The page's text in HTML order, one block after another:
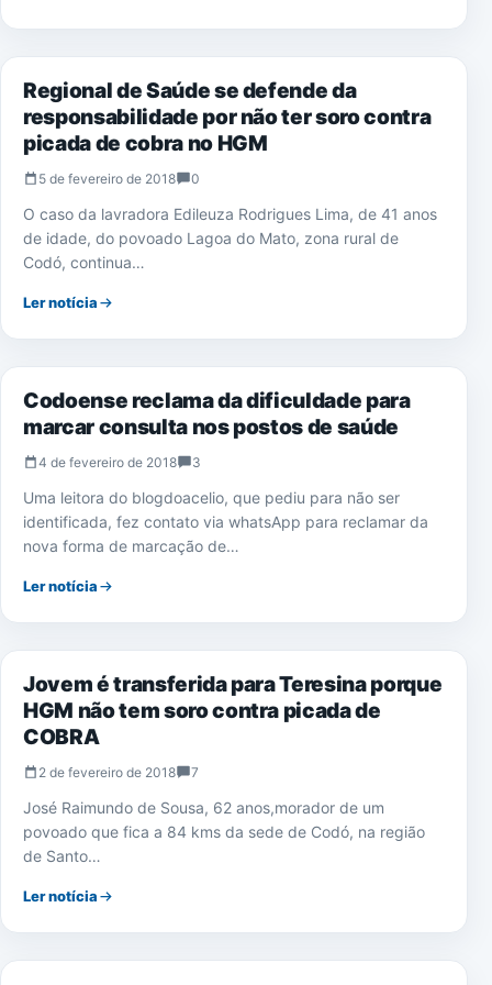
NOTÍCIAS
Regional de Saúde se defende da
responsabilidade por não ter soro contra
picada de cobra no HGM
5 de fevereiro de 2018 0
O caso da lavradora Edileuza Rodrigues Lima, de 41 anos
de idade, do povoado Lagoa do Mato, zona rural de
Codó, continua…
Ler notícia
SAÚDE
Codoense reclama da dificuldade para
marcar consulta nos postos de saúde
4 de fevereiro de 2018 3
Uma leitora do blogdoacelio, que pediu para não ser
identificada, fez contato via whatsApp para reclamar da
nova forma de marcação de…
Ler notícia
SAÚDE
Jovem é transferida para Teresina porque
HGM não tem soro contra picada de
COBRA
2 de fevereiro de 2018 7
José Raimundo de Sousa, 62 anos,morador de um
povoado que fica a 84 kms da sede de Codó, na região
de Santo…
Ler notícia
SAÚDE